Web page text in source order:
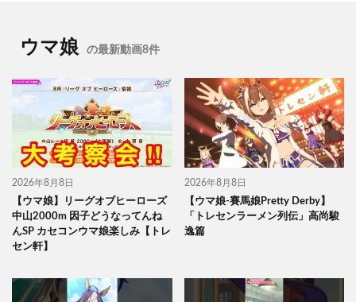
ウマ娘 の最新動画8件
2026年8月8日
【ウマ娘】リーグオブヒーローズ
中山2000m 因子どうなってんね
んSP カセコンウマ娘楽しみ【トレ
セン軒】
2026年8月8日
【ウマ娘-賽馬娘Pretty Derby】
「トレセンラーメン列伝」高尚駿
逸篇